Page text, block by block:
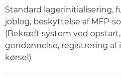
Standard lagerinitialisering,
joblog, beskyttelse af MFP-
(Bekræft system ved
gendannelse, registrering
kørsel)